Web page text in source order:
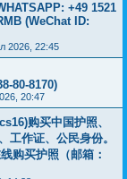
+49 1521
(WeChat ID:
2026, 22:45
80-8170)
20:47
购买中国护照、
工作证、公民身份。
购买护照（邮箱：